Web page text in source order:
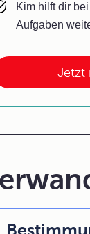
Jetzt
Kim hilft dir
Aufgaben